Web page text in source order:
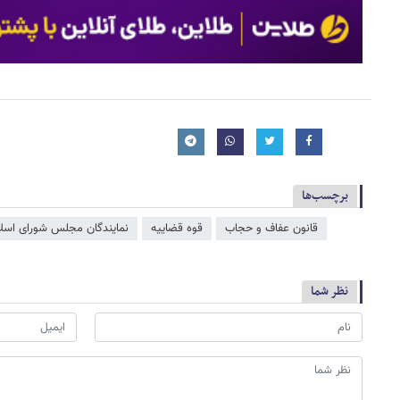
برچسب‌ها
قانون عفاف و حجاب قوه قضاییه نمایندگان مجلس شورای
نظر شما